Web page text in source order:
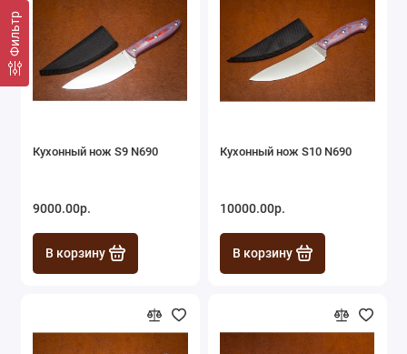
Фильтр
Кухонный нож S9 N690
9000.00р.
В корзину
Кухонный нож S10 N690
10000.00р.
В корзину